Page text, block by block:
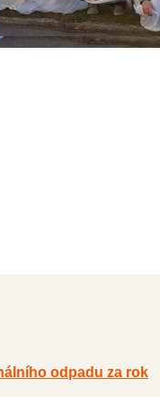
odpadu za rok